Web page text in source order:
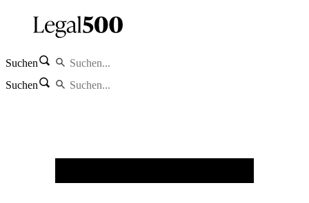
Suchen
Suchen